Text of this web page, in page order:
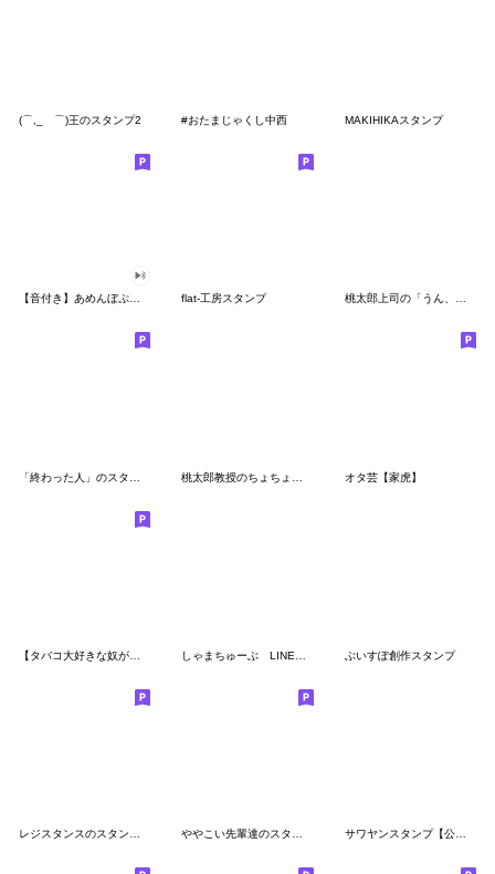
(⌒,_ゝ⌒)王のスタンプ2 #おたまじゃくし中西 MAKIHIKAスタンプ
【音付き】あめんぼぷらすのだるスタンプ flat-工房スタンプ 桃太郎上司の「うん、なんで？」スタンプ
オタ芸【家虎】
ぶいすぽ創作スタンプ
レジスタンスのスタンプ ver4 ややこい先輩達のスタンプ2.1 サワヤンスタンプ【公式】